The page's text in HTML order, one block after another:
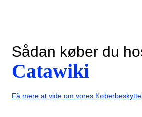
Sådan køber du
Catawiki
Få mere at vide om vores